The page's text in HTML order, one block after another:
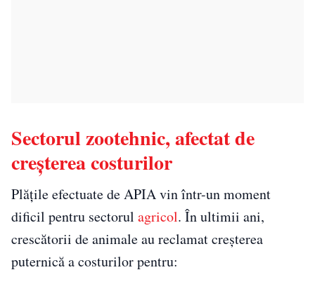
Sectorul zootehnic, afectat de
creșterea costurilor
Plățile efectuate de APIA vin într-un moment
dificil pentru sectorul agricol. În ultimii ani,
crescătorii de animale au reclamat creșterea
puternică a costurilor pentru: